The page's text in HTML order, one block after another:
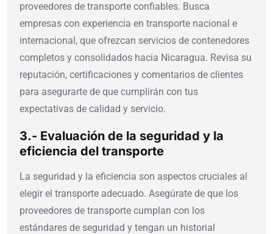
proveedores de transporte confiables. Busca
empresas con experiencia en transporte nacional e
internacional, que ofrezcan servicios de contenedores
completos y consolidados hacia Nicaragua. Revisa su
reputación, certificaciones y comentarios de clientes
para asegurarte de que cumplirán con tus
expectativas de calidad y servicio.
3.- Evaluación de la seguridad y la
eficiencia del transporte
La seguridad y la eficiencia son aspectos cruciales al
elegir el transporte adecuado. Asegúrate de que los
proveedores de transporte cumplan con los
estándares de seguridad y tengan un historial